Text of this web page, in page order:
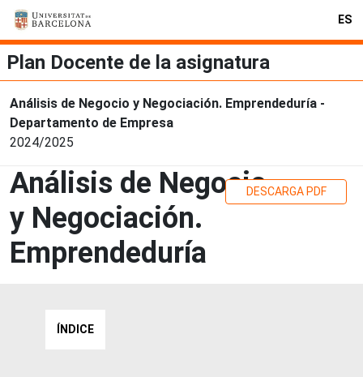
ES
Plan Docente de la asignatura
Análisis de Negocio y Negociación. Emprendeduría -
Departamento de Empresa
2024/2025
Análisis de Negocio
y Negociación.
Emprendeduría
DESCARGA PDF
ÍNDICE